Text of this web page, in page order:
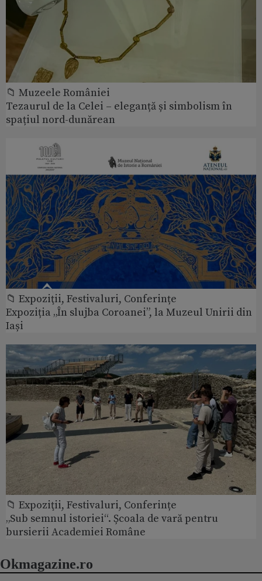
📁 Muzeele României
Tezaurul de la Celei – eleganță și simbolism în
spațiul nord-dunărean
📁 Expoziţii, Festivaluri, Conferințe
Expoziția „În slujba Coroanei”, la Muzeul Unirii din
Iași
📁 Expoziţii, Festivaluri, Conferințe
„Sub semnul istoriei“. Școala de vară pentru
bursierii Academiei Române
Okmagazine.ro